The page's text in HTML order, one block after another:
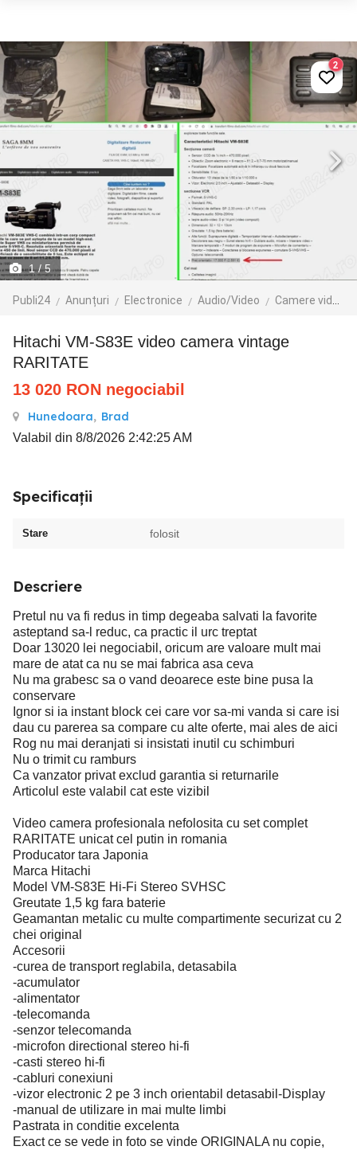
1/ 5
Publi24 Anunțuri Electronice Audio/Video Camere video
2
Hitachi VM-S83E video camera vintage
RARITATE
13 020 RON negociabil
Hunedoara, Brad
Valabil din 8/8/2026 2:42:25 AM
Specificații
Stare folosit
Descriere
Pretul nu va fi redus in timp degeaba salvati la favorite
asteptand sa-l reduc, ca practic il urc treptat
Doar 13020 lei negociabil, oricum are valoare mult mai
mare de atat ca nu se mai fabrica asa ceva
Nu ma grabesc sa o vand deoarece este bine pusa la
conservare
Ignor si ia instant block cei care vor sa-mi vanda si care isi
dau cu parerea sa compare cu alte oferte, mai ales de aici
Rog nu mai deranjati si insistati inutil cu schimburi
Nu o trimit cu ramburs
Ca vanzator privat exclud garantia si returnarile
Articolul este valabil cat este vizibil
Video camera profesionala nefolosita cu set complet
RARITATE unicat cel putin in romania
Producator tara Japonia
Marca Hitachi
Model VM-S83E Hi-Fi Stereo SVHSC
Greutate 1,5 kg fara baterie
Geamantan metalic cu multe compartimente securizat cu 2
chei original
Accesorii
-curea de transport reglabila, detasabila
-acumulator
-alimentator
-telecomanda
-senzor telecomanda
-microfon directional stereo hi-fi
-casti stereo hi-fi
-cabluri conexiuni
-vizor electronic 2 pe 3 inch orientabil detasabil-Display
-manual de utilizare in mai multe limbi
Pastrata in conditie excelenta
Exact ce se vede in foto se vinde ORIGINALA nu copie,